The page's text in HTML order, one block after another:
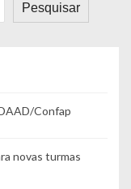
Pesquisar
Confap
novas turmas